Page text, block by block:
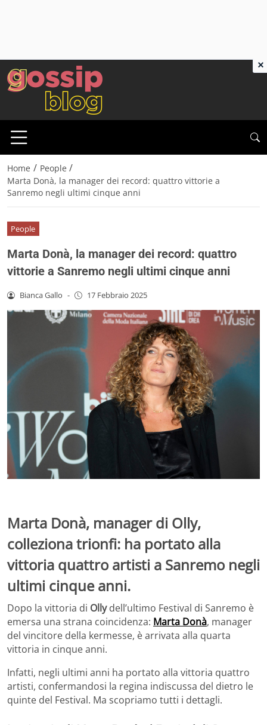
Home / People /
Marta Donà, la manager dei record: quattro vittorie a
Sanremo negli ultimi cinque anni
People
Marta Donà, la manager dei record: quattro
vittorie a Sanremo negli ultimi cinque anni
Bianca Gallo - 17 Febbraio 2025
Marta Donà, manager di Olly,
colleziona trionfi: ha portato alla
vittoria quattro artisti a Sanremo negli
ultimi cinque anni.
Dopo la vittoria di Ollydell’ultimo Festival di Sanremo è
emersa una strana coincidenza: Marta Donà, manager
del vincitore della kermesse, è arrivata alla quarta
vittoria in cinque anni.
Infatti, negli ultimi anni ha portato alla vittoria quattro
artisti, confermandosi la regina indiscussa del dietro le
quinte del Festival. Ma scopriamo tutti i dettagli.
×